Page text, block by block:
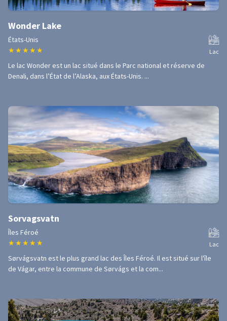
Wonder Lake
États-Unis
★ ★ ★ ★ ★ Lac
Le lac Wonder est un lac situé dans le Parc national et réserve de
Denali, dans l’État de l’Alaska, aux États-Unis. ...
Sorvagsvatn
Îles Féroé
★ ★ ★ ★ ★ Lac
Sørvágsvatn est le plus grand lac des Îles Féroé. Il est situé sur l'île
de Vágar, entre la commune de Sørvágs et la com...